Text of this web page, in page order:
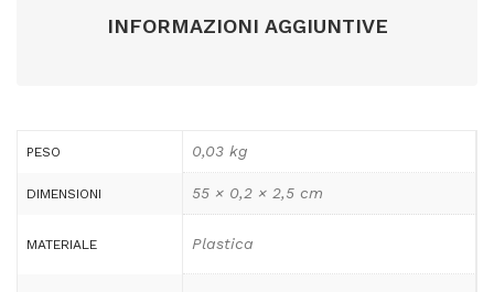
INFORMAZIONI AGGIUNTIVE
PESO 0,03 kg
DIMENSIONI 55 × 0,2 × 2,5 cm
MATERIALE Plastica